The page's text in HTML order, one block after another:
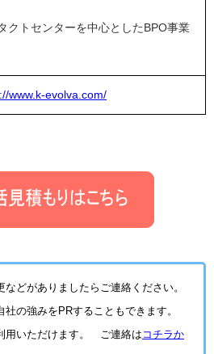
クトセンターを中心としたBPO事業
www.k-evolva.com/
どがありましたらご連絡ください。
社の強みをPRすることもできます。
用いただけます。 ご連絡は コチラか